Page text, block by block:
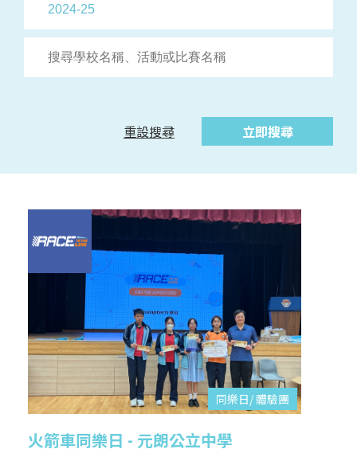
重設搜尋 立即搜尋
同樂日/ 體驗團
火箭車同樂日 - 元朗公立中學